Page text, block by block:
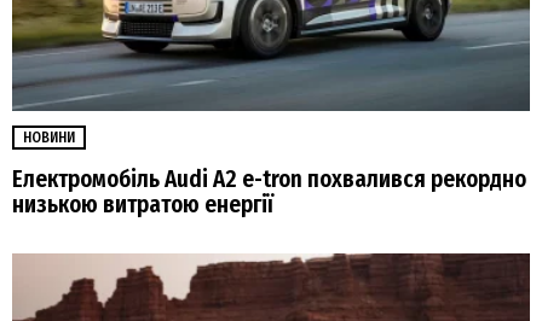
НОВИНИ
Електромобіль Audi A2 e-tron похвалився рекордно
низькою витратою енергії